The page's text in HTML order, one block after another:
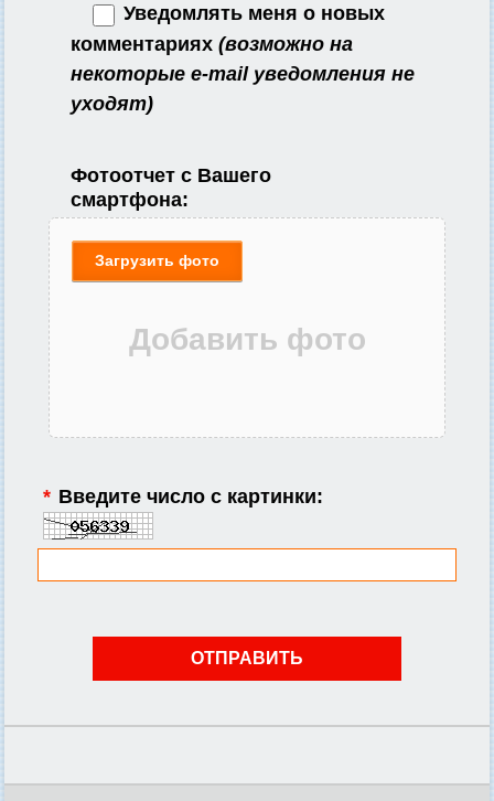
Уведомлять меня о новых
комментариях (возможно на
некоторые e-mail уведомления не
уходят)
Фотоотчет с Вашего
смартфона:
Загрузить фото
* Введите число с картинки: